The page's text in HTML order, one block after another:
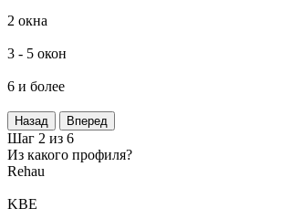
2 окна
3 - 5 окон
6 и более
Назад Вперед
Шаг 2 из 6
Из какого профиля?
Rehau
KBE